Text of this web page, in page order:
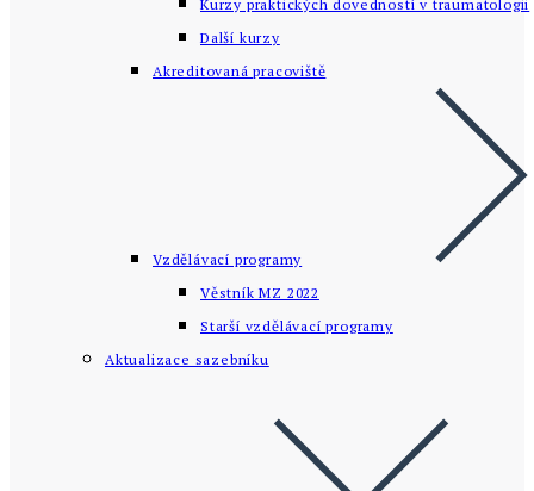
Kurzy praktických dovedností v traumatologii
Další kurzy
Akreditovaná pracoviště
Vzdělávací programy
Věstník MZ 2022
Starší vzdělávací­ programy
Aktualizace sazebníku